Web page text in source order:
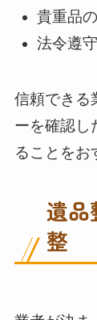
貴重品
法令遵
信頼できる
ーを確認し
ることをお
遺品
整